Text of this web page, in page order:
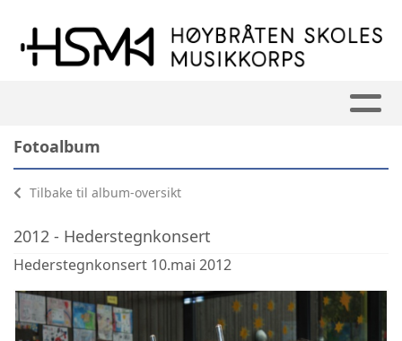
Fotoalbum
Tilbake til album-oversikt
2012 - Hederstegnkonsert
Hederstegnkonsert 10.mai 2012